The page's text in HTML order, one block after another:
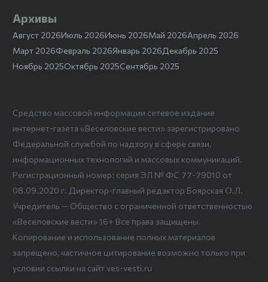
Архивы
Август 2026Июль 2026Июнь 2026Май 2026Апрель 2026
Март 2026Февраль 2026Январь 2026Декабрь 2025
Ноябрь 2025Октябрь 2025Сентябрь 2025
Средство массовой информации сетевое издание
интернет-газета «Веселовские вести» зарегистрировано
Федеральной службой по надзору в сфере связи,
информационных технологий и массовых коммуникаций.
Регистрационный номер: серия ЭЛ № ФС 77-79010 от
08.09.2020 г. Директор-главный редактор Боярская О.Л.
Учредитель — Общество с ограниченной ответственностью
«Веселовские вести» 16+ Все права защищены.
Копирование и использование полных материалов
запрещено, частичное цитирование возможно только при
условии ссылки на сайт ves-vesti.ru